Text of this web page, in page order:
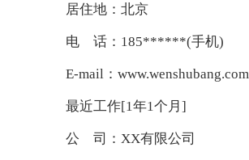
居住地：北京
电 话：185******(手机)
E-mail：www.wenshubang.com
最近工作[1年1个月]
公 司：XX有限公司